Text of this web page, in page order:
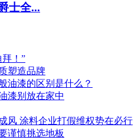
士全...
！”
塑造品牌
油漆的区别是什么？
漆别放在家中
风 涂料企业打假维权势在必行
谨慎挑选地板